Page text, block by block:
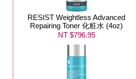
RESIST Weightless Advanced
Repairing Toner 化粧水 (4oz)
NT $796.95